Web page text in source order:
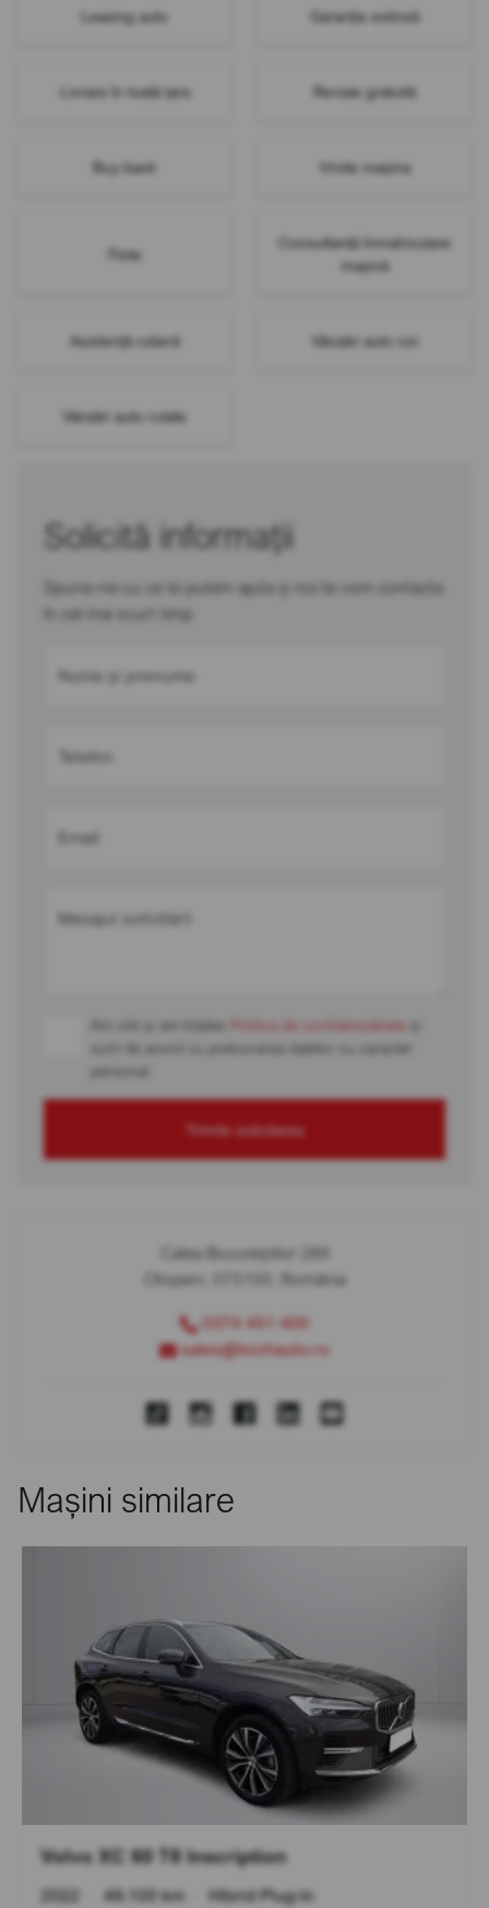
Leasing auto Garanție extinsă
Livrare în toată țara Revizie gratuită
Buy-back Vinde mașina
Flote
Consultanță înmatriculare
mașină
Asistență rutieră Vânzări auto noi
Vânzări auto rulate
Solicită informații
Spune-ne cu ce te putem ajuta și noi te vom contacta
în cel mai scurt timp
Nume și prenume
Telefon
Email
Mesajul solicitării
Am citit și am înțeles Politica de confidențialitate
sunt de acord cu prelucrarea datelor cu caracter
personal
Trimite solicitarea
Calea Bucureștilor 289
Otopeni, 075100, România
0374 451 400
sales@bcchauto.ro
Mașini similare
Volvo XC 60 T8 Inscription
2022 49.100 km Hibrid Plug-In